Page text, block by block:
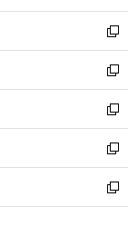
開
く
ウ
で
開
く
ン
ド
ウ
で
開
く
ウ
ィ
ン
ド
ウ
で
開
く
し
い
ウ
ィ
ン
ド
ウ
で
開
く
新
し
い
ウ
ィ
ン
ド
ウ
で
開
新
し
い
ウ
ィ
ン
ド
ウ
新
し
い
ウ
ィ
ン
新
し
い
ウ
新
し